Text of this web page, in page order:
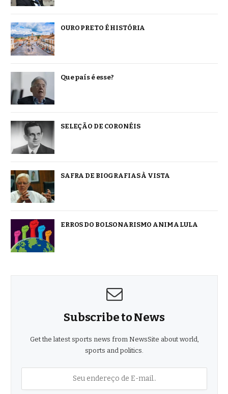
OURO PRETO É HISTÓRIA
Que país é esse?
SELEÇÃO DE CORONÉIS
SAFRA DE BIOGRAFIAS À VISTA
ERROS DO BOLSONARISMO ANIMA LULA
Subscribe to News
Get the latest sports news from NewsSite about world,
sports and politics.